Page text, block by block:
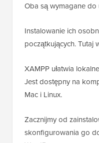
Oba są wymagane do
Instalowanie ich
początkujących. Tutaj
XAMPP ułatwia
Jest dostępny na
Mac i Linux.
Zacznijmy od
skonfigurowania go